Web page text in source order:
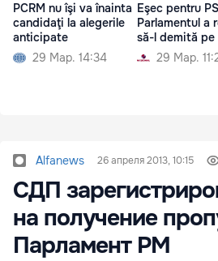
PCRM nu îşi va înainta
candidaţi la alegerile
anticipate
29 Мар. 14:34
Eşec pentru
Parlamentul a
să-l demită pe
29 Мар.
Alfanews 26 апреля 2013, 10:15
СДП
на получение
Парламент РМ